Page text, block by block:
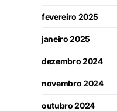
fevereiro 2025
janeiro 2025
dezembro 2024
novembro 2024
outubro 2024